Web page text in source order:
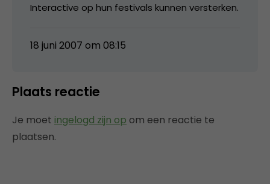
Interactive op hun festivals kunnen versterken.
18 juni 2007 om 08:15
Plaats reactie
Je moet ingelogd zijn op om een reactie te
plaatsen.